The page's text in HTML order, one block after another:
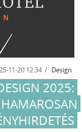
11-20 12:34 Design
2025: